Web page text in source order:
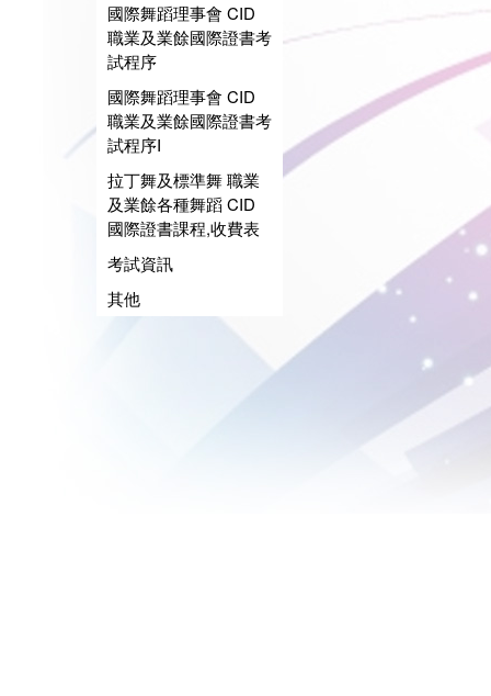
國際舞蹈理事會 CID
職業及業餘國際證書考
試程序
國際舞蹈理事會 CID
職業及業餘國際證書考
試程序I
拉丁舞及標準舞 職業
及業餘各種舞蹈 CID
國際證書課程,收費表
考試資訊
其他